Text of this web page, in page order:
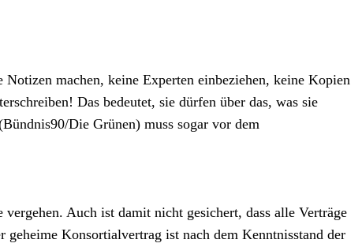
machen, keine Experten einbeziehen, keine Kopien
Das bedeutet, sie dürfen über das, was sie
Die Grünen) muss sogar vor dem
Auch ist damit nicht gesichert, dass alle Verträge
Konsortialvertrag ist nach dem Kenntnisstand der